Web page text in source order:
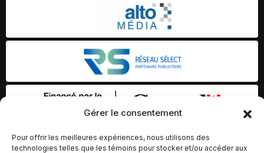
Gérer le consentement
Pour offrir les meilleures expériences, nous utilisons des
technologies telles que les témoins pour stocker et/ou accéder aux